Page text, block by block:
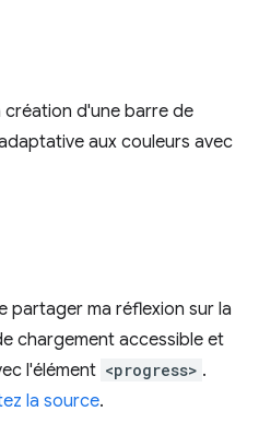
création d'une barre de
aux couleurs avec
partager ma réflexion sur la
chargement accessible et
l'élément <progress> .
la source.